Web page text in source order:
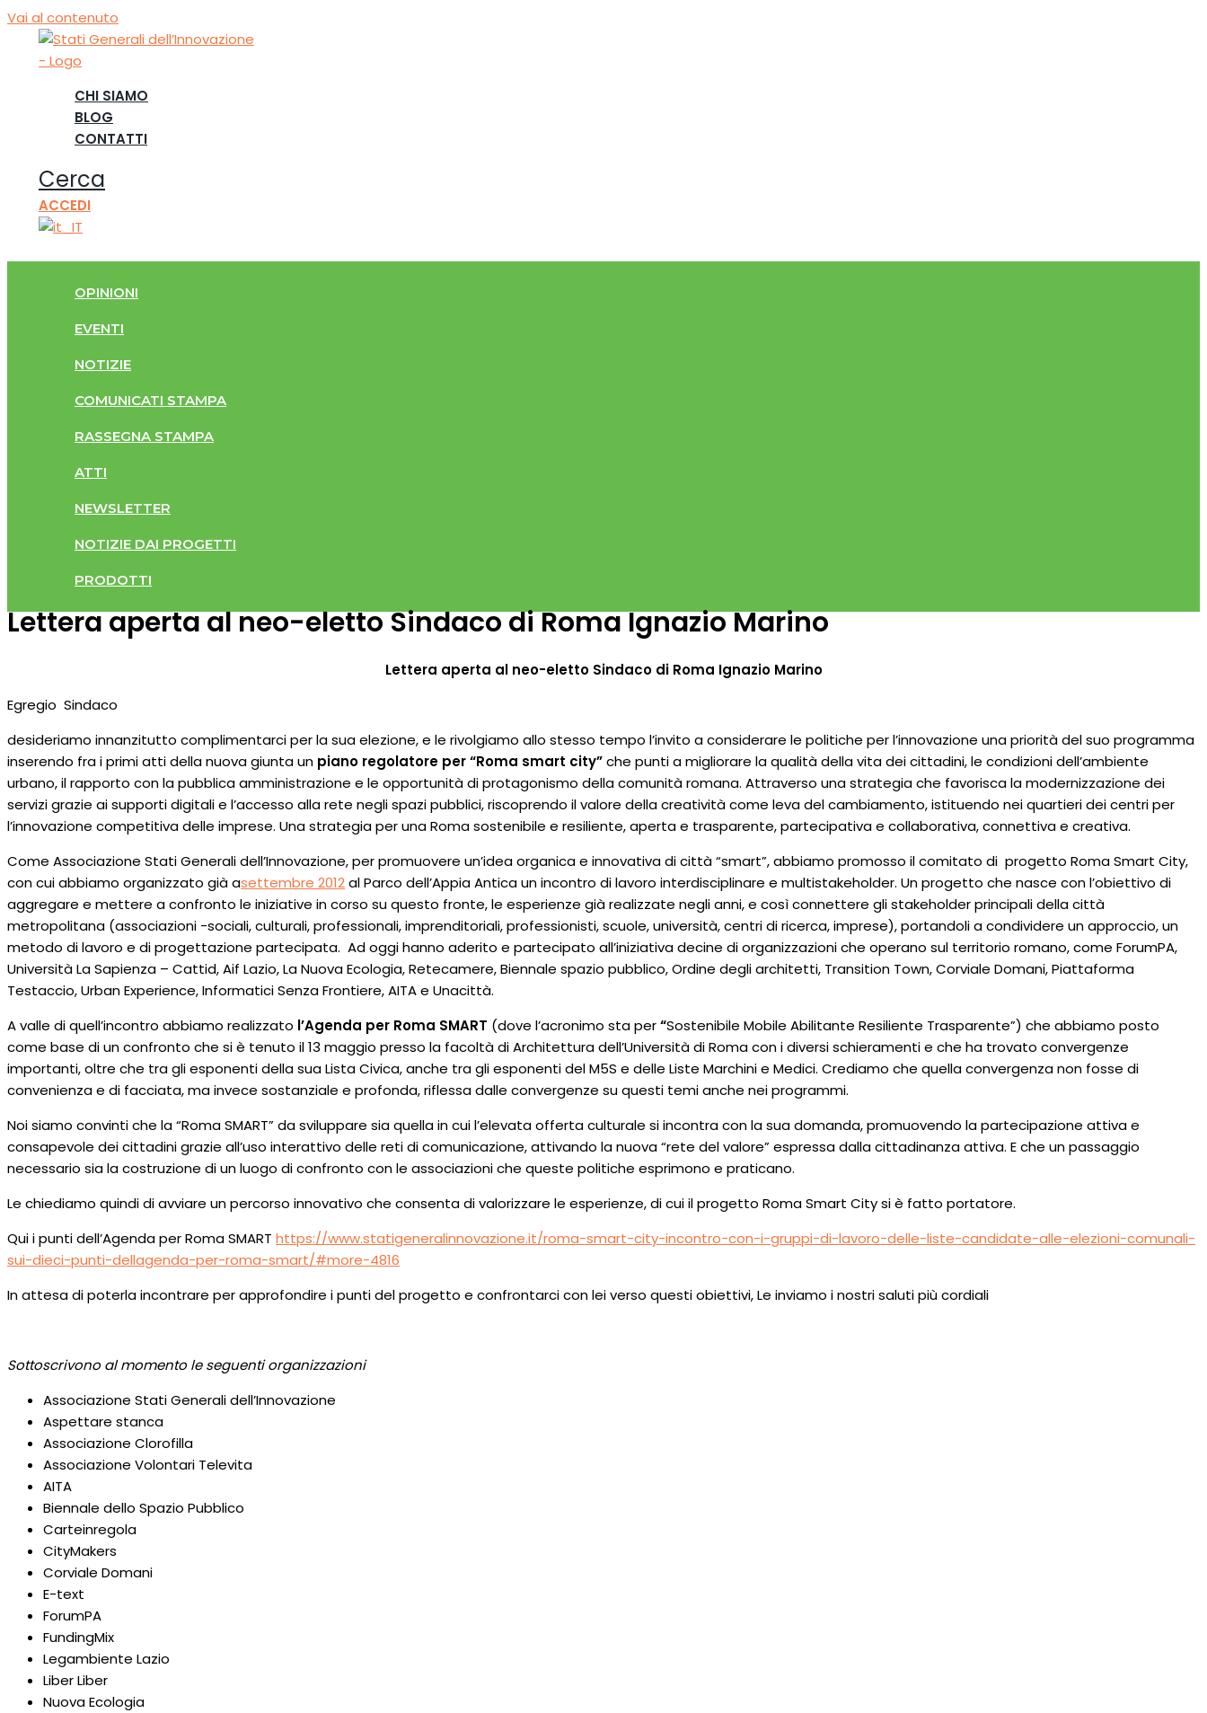
Vai al contenuto
CHI SIAMO
BLOG
CONTATTI
Cerca
ACCEDI
OPINIONI
EVENTI
NOTIZIE
COMUNICATI STAMPA
RASSEGNA STAMPA
ATTI
NEWSLETTER
NOTIZIE DAI PROGETTI
PRODOTTI
Lettera aperta al neo-eletto Sindaco di Roma Ignazio Marino
Lettera aperta al neo-eletto Sindaco di Roma Ignazio Marino
Egregio Sindaco
desideriamo innanzitutto complimentarci per la sua elezione, e le rivolgiamo allo stesso tempo l’invito a considerare le politiche per l’innovazione una priorità del suo programma
inserendo fra i primi atti della nuova giunta un piano regolatore per “Roma smart city”che punti a migliorare la qualità della vita dei cittadini, le condizioni dell’ambiente
urbano, il rapporto con la pubblica amministrazione e le opportunità di protagonismo della comunità romana. Attraverso una strategia che favorisca la modernizzazione dei
servizi grazie ai supporti digitali e l’accesso alla rete negli spazi pubblici, riscoprendo il valore della creatività come leva del cambiamento, istituendo nei quartieri dei centri per
l’innovazione competitiva delle imprese. Una strategia per una Roma sostenibile e resiliente, aperta e trasparente, partecipativa e collaborativa, connettiva e creativa.
Come Associazione Stati Generali dell’Innovazione, per promuovere un’idea organica e innovativa di città “smart”, abbiamo promosso il comitato di progetto Roma Smart City,
con cui abbiamo organizzato già asettembre 2012al Parco dell’Appia Antica un incontro di lavoro interdisciplinare e multistakeholder. Un progetto che nasce con l’obiettivo di
aggregare e mettere a confronto le iniziative in corso su questo fronte, le esperienze già realizzate negli anni, e così connettere gli stakeholder principali della città
metropolitana (associazioni -sociali, culturali, professionali, imprenditoriali, professionisti, scuole, università, centri di ricerca, imprese), portandoli a condividere un approccio, un
metodo di lavoro e di progettazione partecipata. Ad oggi hanno aderito e partecipato all’iniziativa decine di organizzazioni che operano sul territorio romano, come ForumPA,
Università La Sapienza – Cattid, Aif Lazio, La Nuova Ecologia, Retecamere, Biennale spazio pubblico, Ordine degli architetti, Transition Town, Corviale Domani, Piattaforma
Testaccio, Urban Experience, Informatici Senza Frontiere, AITA e Unacittà.
A valle di quell’incontro abbiamo realizzato l’Agenda per Roma SMART (dove l’acronimo sta per“Sostenibile Mobile Abilitante Resiliente Trasparente”) che abbiamo posto
come base di un confronto che si è tenuto il 13 maggio presso la facoltà di Architettura dell’Università di Roma con i diversi schieramenti e che ha trovato convergenze
importanti, oltre che tra gli esponenti della sua Lista Civica, anche tra gli esponenti del M5S e delle Liste Marchini e Medici. Crediamo che quella convergenza non fosse di
convenienza e di facciata, ma invece sostanziale e profonda, riflessa dalle convergenze su questi temi anche nei programmi.
Noi siamo convinti che la “Roma SMART” da sviluppare sia quella in cui l’elevata offerta culturale si incontra con la sua domanda, promuovendo la partecipazione attiva e
consapevole dei cittadini grazie all’uso interattivo delle reti di comunicazione, attivando la nuova “rete del valore” espressa dalla cittadinanza attiva. E che un passaggio
necessario sia la costruzione di un luogo di confronto con le associazioni che queste politiche esprimono e praticano.
Le chiediamo quindi di avviare un percorso innovativo che consenta di valorizzare le esperienze, di cui il progetto Roma Smart City si è fatto portatore.
Qui i punti dell’Agenda per Roma SMART https://www.statigeneralinnovazione.it/roma-smart-city-incontro-con-i-gruppi-di-lavoro-delle-liste-candidate-alle-elezioni-comunali-
sui-dieci-punti-dellagenda-per-roma-smart/#more-4816
In attesa di poterla incontrare per approfondire i punti del progetto e confrontarci con lei verso questi obiettivi, Le inviamo i nostri saluti più cordiali
Sottoscrivono al momento le seguenti organizzazioni
Associazione Stati Generali dell’Innovazione
Aspettare stanca
Associazione Clorofilla
Associazione Volontari Televita
AITA
Biennale dello Spazio Pubblico
Carteinregola
CityMakers
Corviale Domani
E-text
ForumPA
FundingMix
Legambiente Lazio
Liber Liber
Nuova Ecologia